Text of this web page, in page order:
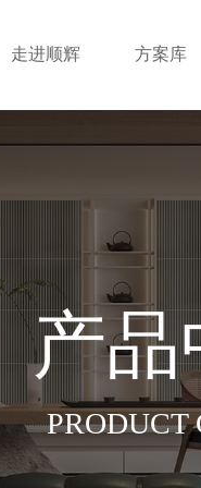
走进顺辉 方案库
产品
PRODUCT